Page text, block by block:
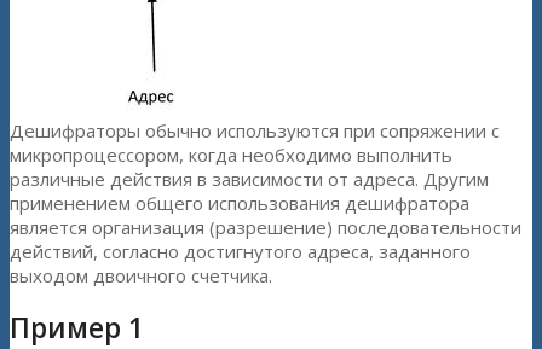
Дешифраторы обычно используются при сопряжении с
микропроцессором, когда необходимо выполнить
различные действия в зависимости от адреса. Другим
применением общего использования дешифратора
является организация (разрешение) последовательности
действий, согласно достигнутого адреса, заданного
выходом двоичного счетчика.
Пример 1